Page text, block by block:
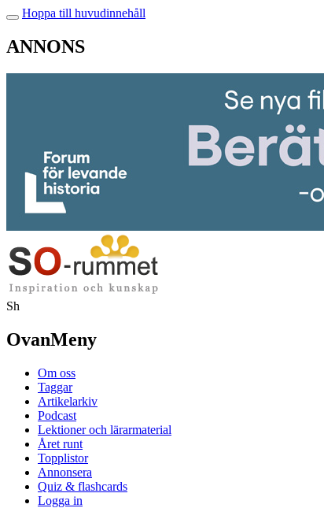
Hoppa till huvudinnehåll
ANNONS
Sh
OvanMeny
Om oss
Taggar
Artikelarkiv
Podcast
Lektioner och lärarmaterial
Året runt
Topplistor
Annonsera
Quiz & flashcards
Logga in